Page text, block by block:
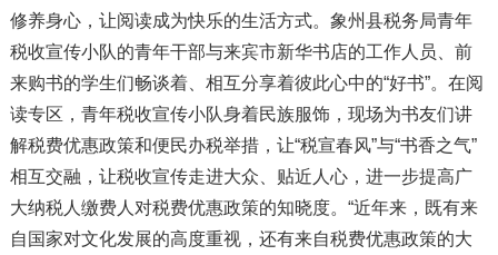
修养身心，让阅读成为快乐的生活方式。象州县税务局青年
税收宣传小队的青年干部与来宾市新华书店的工作人员、前
来购书的学生们畅谈着、相互分享着彼此心中的“好书”。在阅
读专区，青年税收宣传小队身着民族服饰，现场为书友们讲
解税费优惠政策和便民办税举措，让“税宣春风”与“书香之气”
相互交融，让税收宣传走进大众、贴近人心，进一步提高广
大纳税人缴费人对税费优惠政策的知晓度。“近年来，既有来
自国家对文化发展的高度重视，还有来自税费优惠政策的大